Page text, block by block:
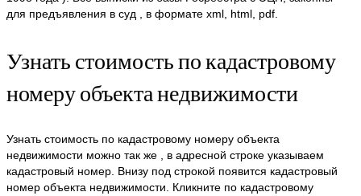
для предъявления в суд , в формате xml, html, pdf.
Узнать стоимость по кадастровому
номеру объекта недвижимости
Узнать стоимость по кадастровому номеру объекта
недвижимости можно так же , в адресной строке указываем
кадастровый номер. Внизу под строкой появится кадастровый
номер объекта недвижимости. Кликните по кадастровому